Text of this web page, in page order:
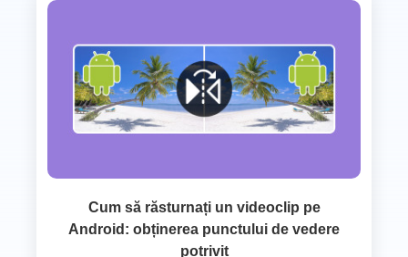
Cum să răsturnați un videoclip pe
Android: obținerea punctului de vedere
potrivit